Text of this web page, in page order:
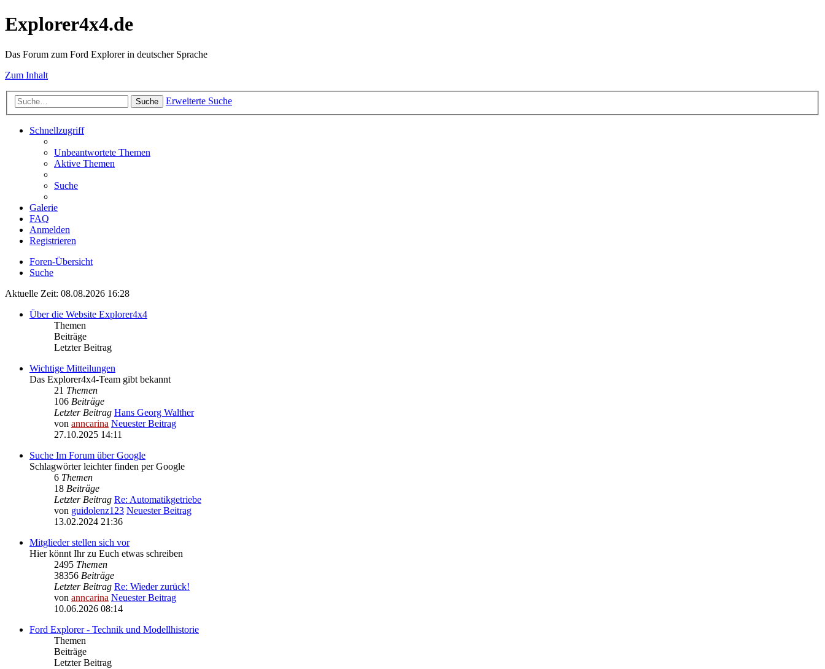
Explorer4x4.de
Das Forum zum Ford Explorer in deutscher Sprache
Zum Inhalt
Suche Erweiterte Suche
Schnellzugriff
Unbeantwortete Themen
Aktive Themen
Suche
Galerie
FAQ
Anmelden
Registrieren
Foren-Übersicht
Suche
Aktuelle Zeit: 08.08.2026 16:28
Über die Website Explorer4x4
Themen
Beiträge
Letzter Beitrag
Wichtige Mitteilungen
Das Explorer4x4-Team gibt bekannt
21 Themen
106 Beiträge
Letzter Beitrag Hans Georg Walther
von anncarina Neuester Beitrag
27.10.2025 14:11
Suche Im Forum über Google
Schlagwörter leichter finden per Google
6 Themen
18 Beiträge
Letzter Beitrag Re: Automatikgetriebe
von guidolenz123 Neuester Beitrag
13.02.2024 21:36
Mitglieder stellen sich vor
Hier könnt Ihr zu Euch etwas schreiben
2495 Themen
38356 Beiträge
Letzter Beitrag Re: Wieder zurück!
von anncarina Neuester Beitrag
10.06.2026 08:14
Ford Explorer - Technik und Modellhistorie
Themen
Beiträge
Letzter Beitrag